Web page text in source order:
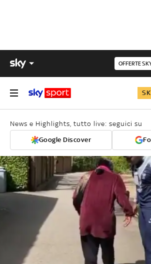
OFFERTE
News e Highlights, tutto live: seguici su
Google Discover